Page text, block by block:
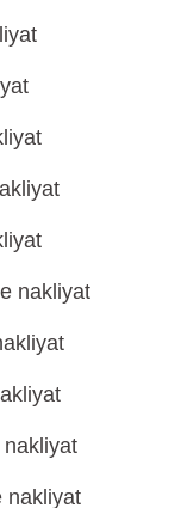
nakliyat
nakliyat